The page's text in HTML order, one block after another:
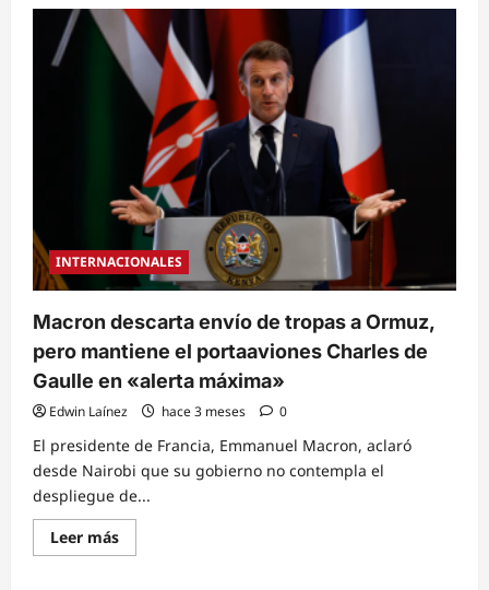
Más
de
1.700
personas
confinadas
en
crucero
Francia
sospecha
de
brote
de
norovirus
INTERNACIONALES
Macron descarta envío de tropas a Ormuz,
pero mantiene el portaaviones Charles de
Gaulle en «alerta máxima»
Edwin Laínez hace 3 meses 0
El presidente de Francia, Emmanuel Macron, aclaró
desde Nairobi que su gobierno no contempla el
despliegue de...
Leer másRead
more